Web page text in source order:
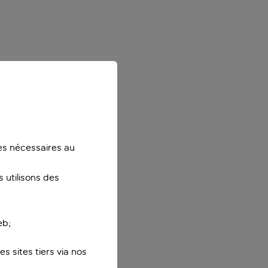
nécessaires au
utilisons des
sites tiers via nos